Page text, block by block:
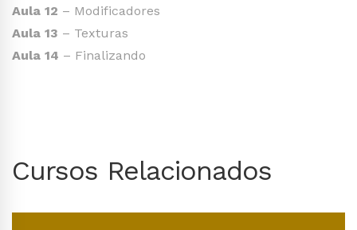
Aula 12 – Modificadores
Aula 13 – Texturas
Aula 14 – Finalizando
Cursos Relacionados